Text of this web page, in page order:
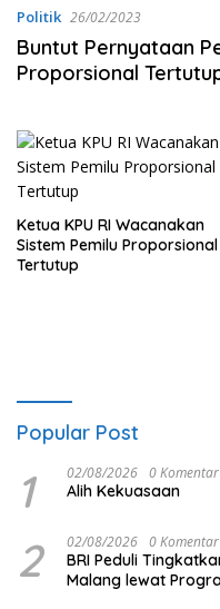
Politik 26/02/2023
Buntut Pernyataan
Proporsional
Ketua KPU RI Wacanakan
Sistem Pemilu Proporsional
Tertutup
Popular Post
1 02/08/2026 0 Komentar
Alih Kekuasaan
2 02/08/2026 0 Komentar
BRI Peduli
Malang lewat